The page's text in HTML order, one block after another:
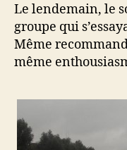
Le lendemain, le
groupe qui
Même
même